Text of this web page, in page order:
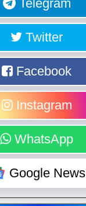
Telegram
Twitter
Facebook
Instagram
WhatsApp
Google News